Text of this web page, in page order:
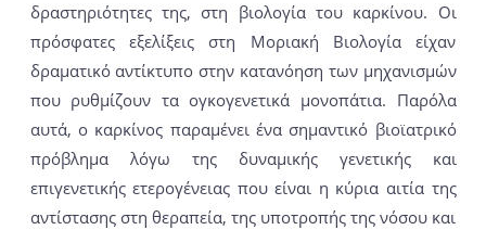
δραστηριότητες της, στη βιολογία του καρκίνου. Οι
πρόσφατες εξελίξεις στη Μοριακή Βιολογία είχαν
δραματικό αντίκτυπο στην κατανόηση των μηχανισμών
που ρυθμίζουν τα ογκογενετικά μονοπάτια. Παρόλα
αυτά, ο καρκίνος παραμένει ένα σημαντικό βιοϊατρικό
πρόβλημα λόγω της δυναμικής γενετικής και
επιγενετικής ετερογένειας που είναι η κύρια αιτία της
αντίστασης στη θεραπεία, της υποτροπής της νόσου και